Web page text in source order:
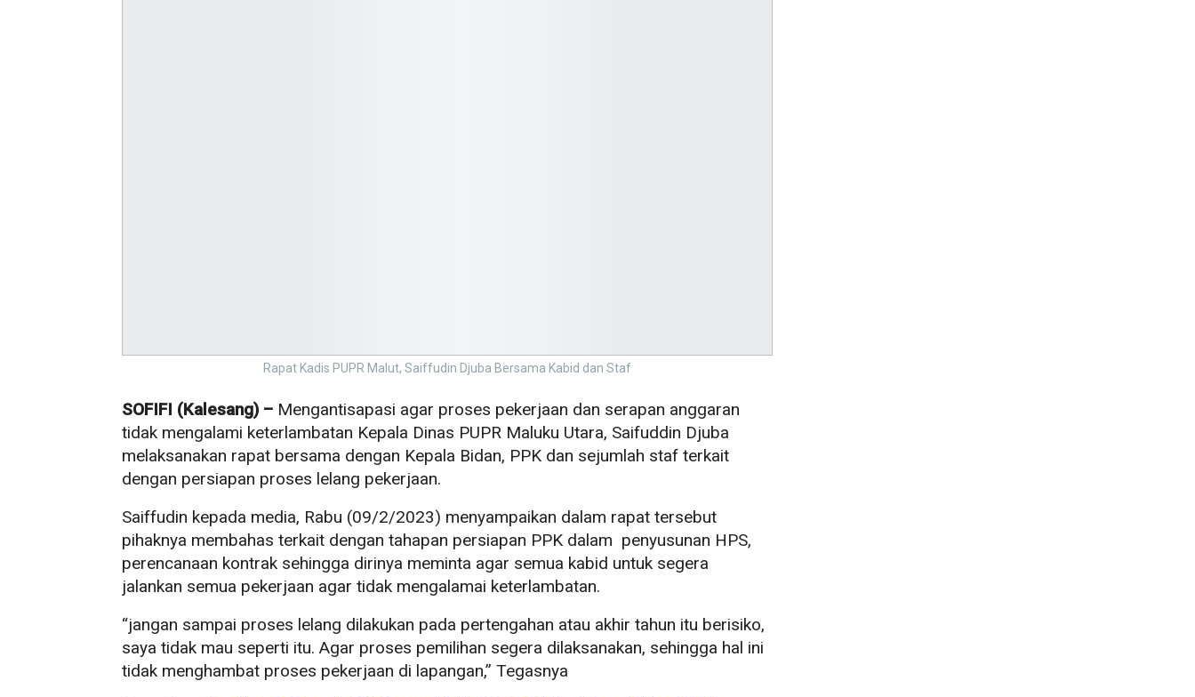
Rapat Kadis PUPR Malut, Saiffudin Djuba Bersama Kabid dan Staf
SOFIFI (Kalesang) – Mengantisapasi agar proses pekerjaan dan serapan anggaran
tidak mengalami keterlambatan Kepala Dinas PUPR Maluku Utara, Saifuddin Djuba
melaksanakan rapat bersama dengan Kepala Bidan, PPK dan sejumlah staf terkait
dengan persiapan proses lelang pekerjaan.
Saiffudin kepada media, Rabu (09/2/2023) menyampaikan dalam rapat tersebut
pihaknya membahas terkait dengan tahapan persiapan PPK dalam penyusunan HPS,
perencanaan kontrak sehingga dirinya meminta agar semua kabid untuk segera
jalankan semua pekerjaan agar tidak mengalamai keterlambatan.
“jangan sampai proses lelang dilakukan pada pertengahan atau akhir tahun itu berisiko,
saya tidak mau seperti itu. Agar proses pemilihan segera dilaksanakan, sehingga hal ini
tidak menghambat proses pekerjaan di lapangan,” Tegasnya